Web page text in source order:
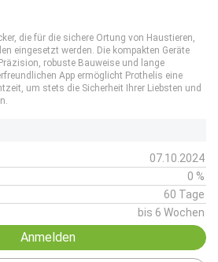
die für die sichere Ortung von Haustieren,
eingesetzt werden. Die kompakten Geräte
robuste Bauweise und lange
App ermöglicht Prothelis eine
um stets die Sicherheit Ihrer Liebsten und
07.10.2024
0 %
60 Tage
bis 6 Wochen
Anmelden